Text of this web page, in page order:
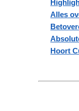
Alles
Hoort